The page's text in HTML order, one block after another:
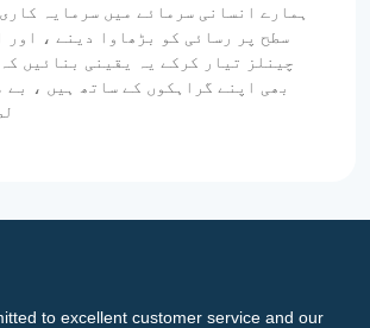
ہمارے انسانی سرمائے میں سرمایہ
سطح پر رسائی کو بڑھاوا دینے ، اور
چینلز تیار کرکے یہ یقینی بنائیں
بھی اپنے گراہکوں کے ساتھ ہیں ، بے
to excellent customer service and our